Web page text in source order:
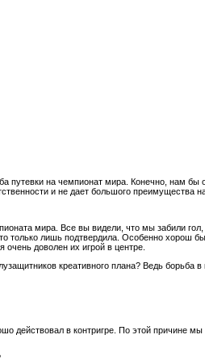
путевки на чемпионат мира. Конечно, нам
и не дает большого преимущества
мира. Все вы видели, что мы забили
только лишь подтвердила. Особенно хорош
очень доволен их игрой в центре.
креативного плана? Ведь борьба
действовал в контригре. По этой причине